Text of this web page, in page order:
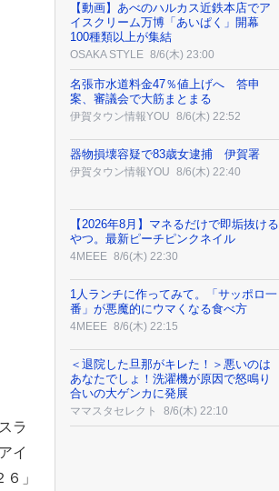
ラ
イ
」
【動画】あべのハルカス近鉄本店でア
イスクリーム万博「あいぱく」開幕
100種類以上が集結
OSAKA STYLE 8/6(木) 23:00
名張市水道料金47％値上げへ 答申
案、審議会で大筋まとまる
伊賀タウン情報YOU 8/6(木) 22:52
器物損壊容疑で83歳女逮捕 伊賀署
伊賀タウン情報YOU 8/6(木) 22:40
【2026年8月】マネるだけで即垢抜ける
やつ。最新ピーチピンクネイル
4MEEE 8/6(木) 22:30
1人ランチに作ってみて。「サッポロ一
番」が悪魔的にウマくなる食べ方
4MEEE 8/6(木) 22:15
＜退院した旦那がキレた！＞悪いのは
あなたでしょ！洗濯機が原因で怒鳴り
合いの大ゲンカに発展
ママスタセレクト 8/6(木) 22:10